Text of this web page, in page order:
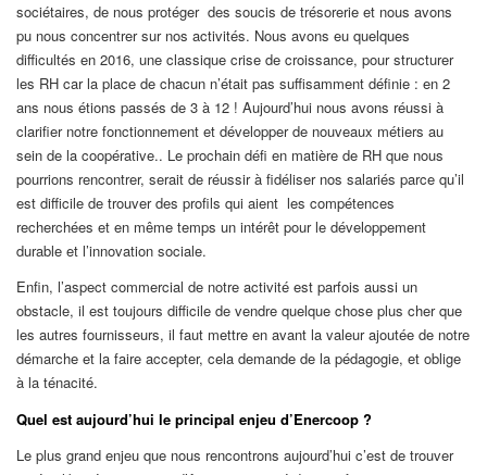
sociétaires, de nous protéger des soucis de trésorerie et nous avons
pu nous concentrer sur nos activités. Nous avons eu quelques
difficultés en 2016, une classique crise de croissance, pour structurer
les RH car la place de chacun n’était pas suffisamment définie : en 2
ans nous étions passés de 3 à 12 ! Aujourd’hui nous avons réussi à
clarifier notre fonctionnement et développer de nouveaux métiers au
sein de la coopérative.. Le prochain défi en matière de RH que nous
pourrions rencontrer, serait de réussir à fidéliser nos salariés parce qu’il
est difficile de trouver des profils qui aient les compétences
recherchées et en même temps un intérêt pour le développement
durable et l’innovation sociale.
Enfin, l’aspect commercial de notre activité est parfois aussi un
obstacle, il est toujours difficile de vendre quelque chose plus cher que
les autres fournisseurs, il faut mettre en avant la valeur ajoutée de notre
démarche et la faire accepter, cela demande de la pédagogie, et oblige
à la ténacité.
Quel est aujourd’hui le principal enjeu d’Enercoop ?
Le plus grand enjeu que nous rencontrons aujourd’hui c’est de trouver